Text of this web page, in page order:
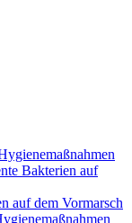
Bakterien auf
auf dem Vormarsch